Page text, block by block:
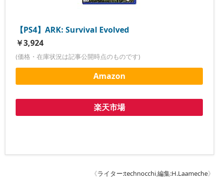
【PS4】ARK: Survival Evolved
￥3,924
(価格・在庫状況は記事公開時点のものです)
Amazon
楽天市場
《ライター:technocchi,編集:H.Laameche》